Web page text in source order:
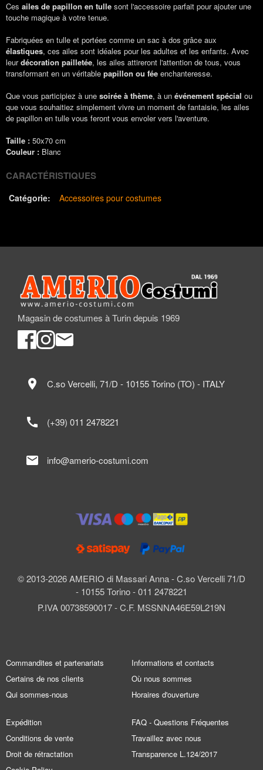
Ces ailes de papillon en tulle sont l'accessoire parfait pour ajouter une
touche magique à votre tenue.
Fabriquées en tulle et portées comme un sac à dos grâce aux
élastiques, ces ailes sont idéales pour les adultes et les enfants. Avec
leurdécoration pailletée, les ailes attireront l'attention de tous, vous
transformant en un véritable papillon ou fée enchanteresse.
Que vous participiez à une soirée à thème, à un événement spécial ou
que vous souhaitiez simplement vivre un moment de fantaisie, les ailes
de papillon en tulle vous feront vous envoler vers l'aventure.
Taille : 50x70 cm
Couleur : Blanc
CARACTÉRISTIQUES
Catégorie: Accessoires pour costumes
Magasin de costumes à Turin depuis 1969
© 2013-2026 AMERIO di Massari Anna - C.so Vercelli 71/D
- 10155 Torino - 011 2478221
P.IVA 00738590017 - C.F. MSSNNA46E59L219N
location_on C.so Vercelli, 71/D - 10155 Torino (TO) - ITALY
call (+39) 011 2478221
mail info@amerio-costumi.com
Commandites et partenariats
Certains de nos clients
Qui sommes-nous
Informations et contacts
Où nous sommes
Horaires d'ouverture
Expédition
Conditions de vente
Droit de rétractation
FAQ - Questions Fréquentes
Travaillez avec nous
Transparence L.124/2017